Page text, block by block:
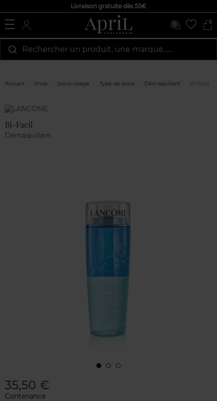
Livraison gratuite dès 55€
0
Rechercher un produit, une marque…...
Accueil Shop Soins visage Type de soins Démaquillant Bi-Facil
Marque
Bi-Facil
Démaquillant
35,50 €
Contenance